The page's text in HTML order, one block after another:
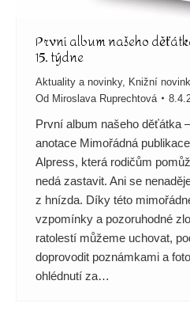
První album našeho
15. týdne
Aktuality a novinky, Knižní
Od Miroslava Ruprechtová
První album našeho děťátka
anotace Mimořádná
Alpress, která rodičům
nedá zastavit. Ani se
z hnízda. Díky této
vzpomínky a pozoruhodné
ratolestí můžeme uchovat,
doprovodit poznámkami a
ohlédnutí za…